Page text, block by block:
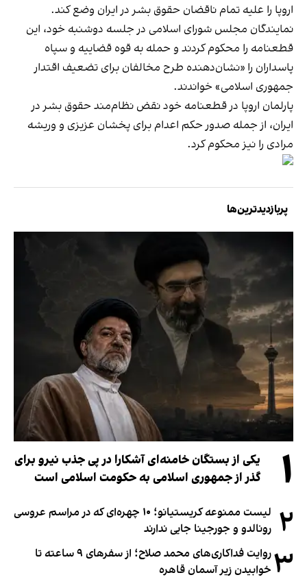
اروپا را علیه تمام ناقضان حقوق بشر در ایران وضع کند.
نمایندگان مجلس شورای اسلامی در جلسه دوشنبه خود، این
قطعنامه را محکوم کردند و حمله به قوه قضاییه و سپاه
پاسداران را «نشان‌دهنده طرح مخالفان برای تضعیف اقتدار
جمهوری اسلامی» خواندند.
پارلمان اروپا در قطعنامه خود نقض نظام‌مند حقوق بشر در
ایران، از جمله صدور حکم اعدام برای پخشان عزیزی و وریشه
مرادی را نیز محکوم کرد.
پربازدیدترین‌ها
۱
یکی از بستگان خامنه‌ای آشکارا در پی جذب نیرو برای
گذر از جمهوری اسلامی به حکومت اسلامی است
۲
لیست ممنوعه کریستیانو؛ ۱۰ چهره‌ای که در مراسم عروسی
رونالدو و جورجینا جایی ندارند
۳
روایت فداکاری‌های محمد صلاح؛ از سفرهای ۹ ساعته تا
خوابیدن زیر آسمان قاهره